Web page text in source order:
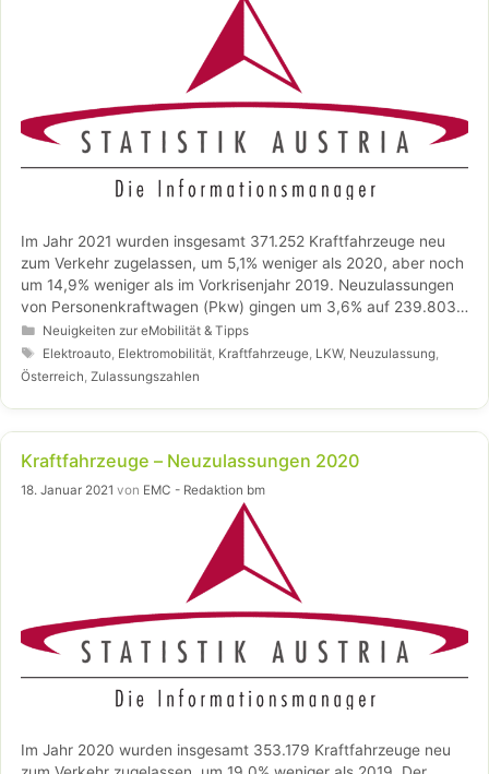
Im Jahr 2021 wurden insgesamt 371.252 Kraftfahrzeuge neu
zum Verkehr zugelassen, um 5,1% weniger als 2020, aber noch
um 14,9% weniger als im Vorkrisenjahr 2019. Neuzulassungen
von Personenkraftwagen (Pkw) gingen um 3,6% auf 239.803
Pkw zurück; damit liegt das aktuelle Niveau noch um 27,2%
unter jenem von 2019. Die Anzahl neu zugelassener
Lastkraftwagen (Lkw) stieg 2021 um 56,2% auf 62.561.
Kategorien
Neuigkeiten zur eMobilität & Tipps
Schlagwörter
Elektroauto Elektromobilität Kraftfahrzeuge LKW, Neuzulassung
Österreich Zulassungszahlen
Kraftfahrzeuge – Neuzulassungen 2020
18. Januar 2021 von EMC - Redaktion bm
Im Jahr 2020 wurden insgesamt 353.179 Kraftfahrzeuge neu